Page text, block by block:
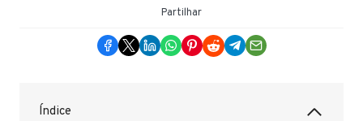
Partilhar
Índice